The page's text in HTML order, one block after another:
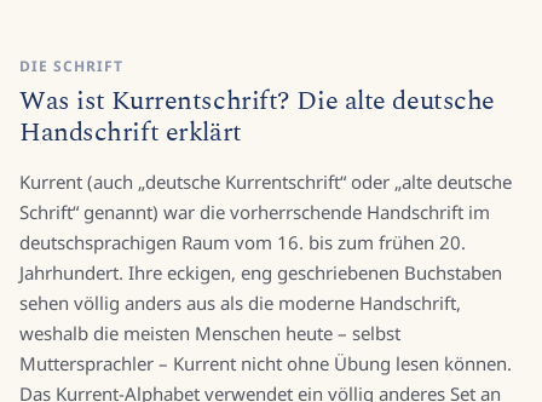
DIE SCHRIFT
Was ist Kurrentschrift? Die alte deutsche
Handschrift erklärt
Kurrent (auch „deutsche Kurrentschrift“ oder „alte deutsche
Schrift“ genannt) war die vorherrschende Handschrift im
deutschsprachigen Raum vom 16. bis zum frühen 20.
Jahrhundert. Ihre eckigen, eng geschriebenen Buchstaben
sehen völlig anders aus als die moderne Handschrift,
weshalb die meisten Menschen heute – selbst
Muttersprachler – Kurrent nicht ohne Übung lesen können.
Das Kurrent-Alphabet verwendet ein völlig anderes Set an